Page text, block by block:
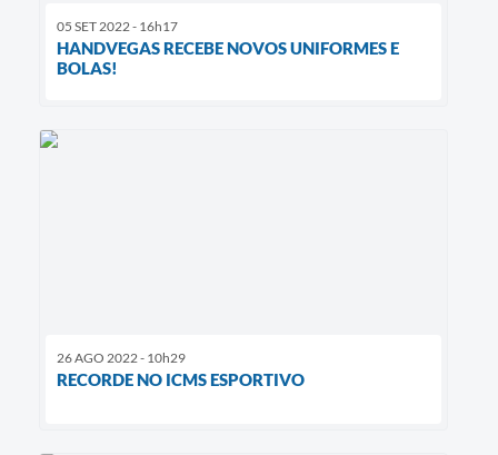
05 SET 2022 - 16h17
HANDVEGAS RECEBE NOVOS UNIFORMES E
BOLAS!
26 AGO 2022 - 10h29
RECORDE NO ICMS ESPORTIVO